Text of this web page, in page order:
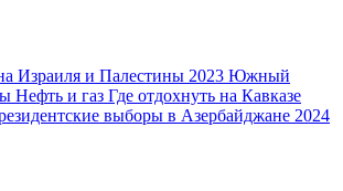
Израиля и Палестины 2023 Южный
Нефть и газ Где отдохнуть на Кавказе
выборы в Азербайджане 2024